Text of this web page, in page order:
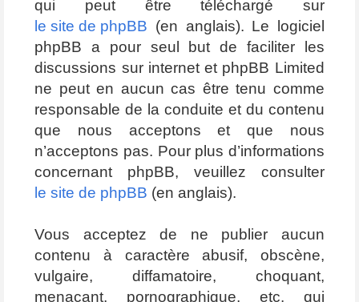
qui peut être téléchargé sur
le site de phpBB (en anglais). Le logiciel
phpBB a pour seul but de faciliter les
discussions sur internet et phpBB Limited
ne peut en aucun cas être tenu comme
responsable de la conduite et du contenu
que nous acceptons et que nous
n’acceptons pas. Pour plus d’informations
concernant phpBB, veuillez consulter
le site de phpBB (en anglais).
Vous acceptez de ne publier aucun
contenu à caractère abusif, obscène,
vulgaire, diffamatoire, choquant,
menaçant, pornographique, etc. qui